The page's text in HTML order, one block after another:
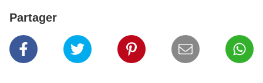
Partager